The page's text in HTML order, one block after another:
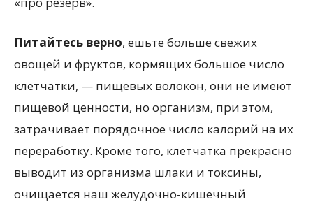
Питайтесь верно, ешьте больше свежих
овощей и фруктов, кормящих большое число
клетчатки, — пищевых волокон, они не имеют
пищевой ценности, но организм, при этом,
затрачивает порядочное число калорий на их
переработку. Кроме того, клетчатка прекрасно
выводит из организма шлаки и токсины,
очищается наш желудочно-кишечный